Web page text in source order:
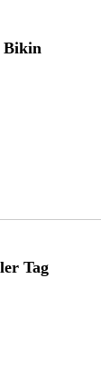
Bikin
Tag